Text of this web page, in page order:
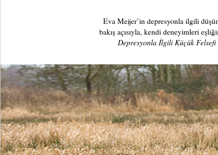
Eva Meijer’in depresyonla ilgili
bakış açısıyla, kendi deneyimleri
Depresyonla İlgili Küçük